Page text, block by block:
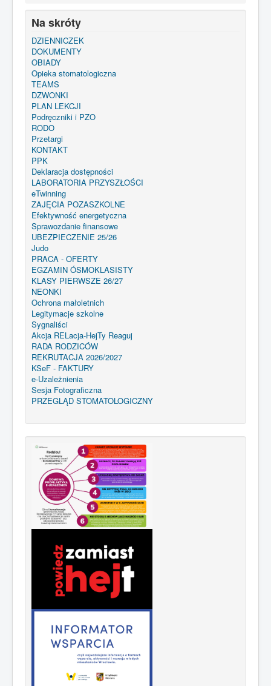
Na skróty
DZIENNICZEK
DOKUMENTY
OBIADY
Opieka stomatologiczna
TEAMS
DZWONKI
PLAN LEKCJI
Podręczniki i PZO
RODO
Przetargi
KONTAKT
PPK
Deklaracja dostępności
LABORATORIA PRZYSZŁOŚCI
eTwinning
ZAJĘCIA POZASZKOLNE
Efektywność energetyczna
Sprawozdanie finansowe
UBEZPIECZENIE 25/26
Judo
PRACA - OFERTY
EGZAMIN ÓSMOKLASISTY
KLASY PIERWSZE 26/27
NEONKI
Ochrona małoletnich
Legitymacje szkolne
Sygnaliści
Akcja RELacja-HejTy Reaguj
RADA RODZICÓW
REKRUTACJA 2026/2027
KSeF - FAKTURY
e-Uzależnienia
Sesja Fotograficzna
PRZEGLĄD STOMATOLOGICZNY